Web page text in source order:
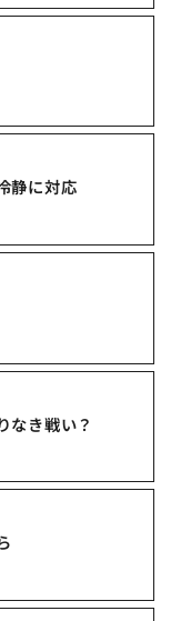
静に対応
なき戦い？